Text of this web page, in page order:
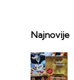
Najnovije